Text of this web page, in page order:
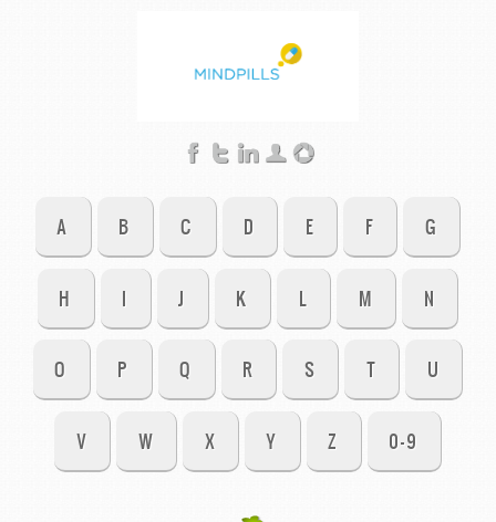
A B C D E F G
H I J K L M N
O P Q R S T U
V W X Y Z 0-9